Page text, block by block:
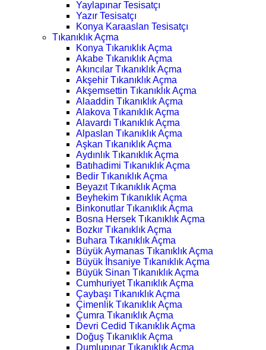
Yaylapınar Tesisatçı
Yazır Tesisatçı
Konya Karaaslan Tesisatçı
Tıkanıklık Açma
Konya Tıkanıklık Açma
Akabe Tıkanıklık Açma
Akıncılar Tıkanıklık Açma
Akşehir Tıkanıklık Açma
Akşemsettin Tıkanıklık Açma
Alaaddin Tıkanıklık Açma
Alakova Tıkanıklık Açma
Alavardı Tıkanıklık Açma
Alpaslan Tıkanıklık Açma
Aşkan Tıkanıklık Açma
Aydınlık Tıkanıklık Açma
Batıhadimi Tıkanıklık Açma
Bedir Tıkanıklık Açma
Beyazıt Tıkanıklık Açma
Beyhekim Tıkanıklık Açma
Binkonutlar Tıkanıklık Açma
Bosna Hersek Tıkanıklık Açma
Bozkır Tıkanıklık Açma
Buhara Tıkanıklık Açma
Büyük Aymanas Tıkanıklık Açma
Büyük İhsaniye Tıkanıklık Açma
Büyük Sinan Tıkanıklık Açma
Cumhuriyet Tıkanıklık Açma
Çaybaşı Tıkanıklık Açma
Çimenlik Tıkanıklık Açma
Çumra Tıkanıklık Açma
Devri Cedid Tıkanıklık Açma
Doğuş Tıkanıklık Açma
Dumlupınar Tıkanıklık Açma